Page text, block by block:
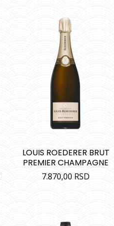
LOUIS ROEDERER BRUT
PREMIER CHAMPAGNE
7.870,00 RSD